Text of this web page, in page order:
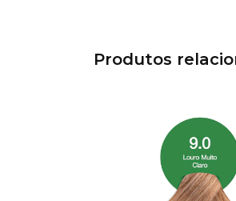
Produtos